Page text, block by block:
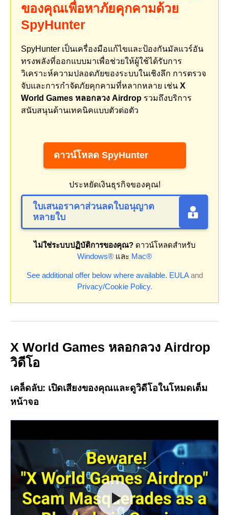
ของคุณเพื่อหาภัยคุกคามด้วย
SpyHunter
SpyHunter เป็นเครื่องมือแก้ไขและป้องกันมัลแวร์อัน
ทรงพลังที่ออกแบบมาเพื่อช่วยให้ผู้ใช้ได้รับการ
วิเคราะห์ความปลอดภัยของระบบในเชิงลึก การตรวจ
จับและการกำจัดภัยคุกคามที่หลากหลาย เช่น X
World Games หลอกลวง Airdrop รวมถึงบริการ
สนับสนุนด้านเทคนิคแบบตัวต่อตัว
ดาวน์โหลด SpyHunter
ประหยัดเงินธุรกิจของคุณ!
ใบเสนอราคาส่วนลดใบอนุญาต
หลายใบ
ไม่ใช่ระบบปฏิบัติการของคุณ?ดาวน์โหลดสำหรับ
Windows® และ Mac®
See additional offer below where available. EULAand
Privacy/Cookie Policy.
X World Games หลอกลวง Airdrop
วิดีโอ
เคล็ดลับ: เปิดเสียงของคุณและดูวิดีโอในโหมดเต็ม
หน้าจอ